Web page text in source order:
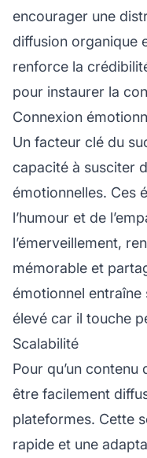
encourager une
diffusion organique
renforce la
pour instaurer la
Connexion
Un facteur clé du
capacité à susciter
émotionnelles. Ces
l’humour et de
l’émerveillement,
mémorable et
émotionnel
élevé car il touche
Scalabilité
Pour qu’un
être facilement
plateformes. Cette
rapide et une